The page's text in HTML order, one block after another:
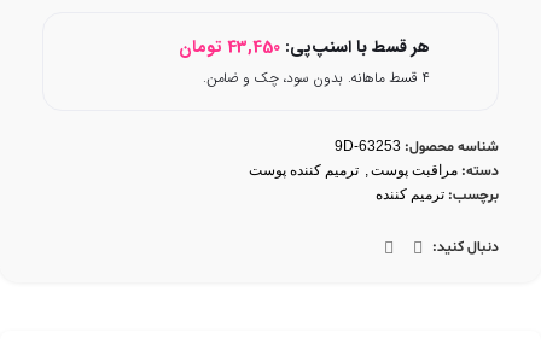
هر قسط با اسنپ‌پی: 43,450 تومان
۴ قسط ماهانه. بدون سود، چک و ضامن.
شناسه محصول: 9D-63253
دسته: مراقبت پوست, ترمیم کننده پوست
برچسب: ترمیم کننده
دنبال کنید: